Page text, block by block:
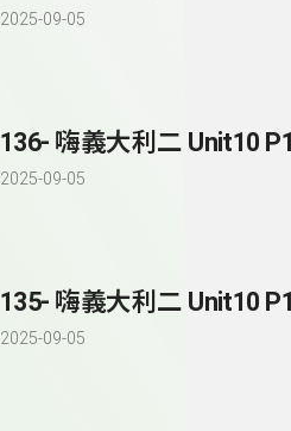
2025-09-05
136- 嗨義大利二 Unit10
2025-09-05
135- 嗨義大利二 Unit10
2025-09-05